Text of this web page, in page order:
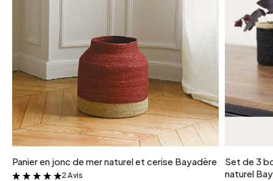
Panier en jonc de mer naturel et cerise Bayadère
&
2 Avis
Set de 3
naturel